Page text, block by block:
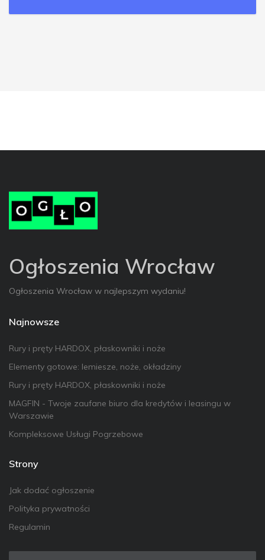
Ogłoszenia Wrocław
Ogłoszenia Wrocław w najlepszym wydaniu!
Najnowsze
Rury i pręty HARDOX, płaskowniki i noże
Elementy gotowe: lemiesze, noże, okładziny
Rury i pręty HARDOX, płaskowniki i noże
MAGFIN - Twoje zaufane biuro dla kredytów i leasingu w
Warszawie
Kompleksowe Usługi Pogrzebowe
Strony
Jak dodać ogłoszenie
Polityka prywatności
Regulamin